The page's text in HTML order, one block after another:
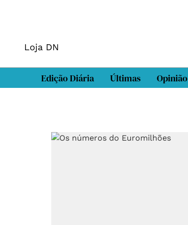
Loja DN
Edição Diária Últimas Opinião